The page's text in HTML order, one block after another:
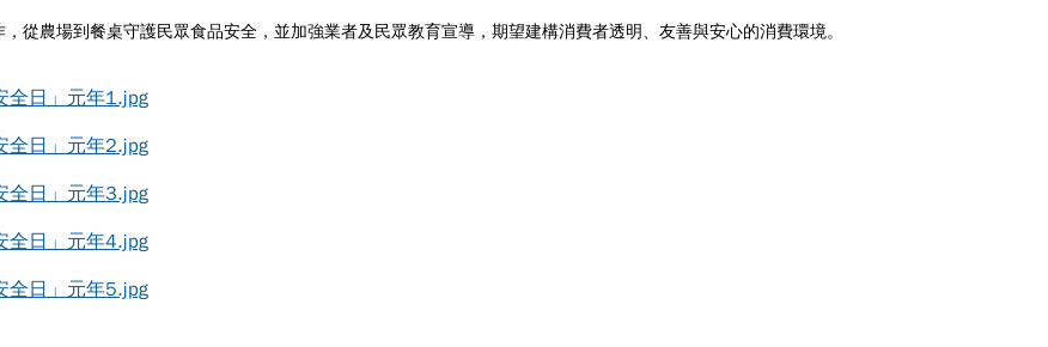
從農場到餐桌守護民眾食品安全，並加強業者及民眾教育宣導，期望建構消費者透明、友善與安心的消費環境。
全日」元年1.jpg
全日」元年2.jpg
全日」元年3.jpg
全日」元年4.jpg
全日」元年5.jpg